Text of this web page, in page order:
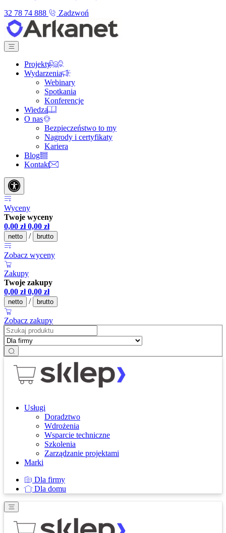
32 78 74 888
Zadzwoń
Projekty
Wydarzenia
Webinary
Spotkania
Konferencje
Wiedza
O nas
Bezpieczeństwo to my
Nagrody i certyfikaty
Kariera
Blog
Kontakt
Wyceny
Twoje wyceny
0,00 zł 0,00 zł
netto / brutto
Zobacz wyceny
Zakupy
Twoje zakupy
0,00 zł 0,00 zł
netto / brutto
Zobacz zakupy
Usługi
Doradztwo
Wdrożenia
Wsparcie techniczne
Szkolenia
Zarządzanie projektami
Marki
Dla firmy
Dla domu